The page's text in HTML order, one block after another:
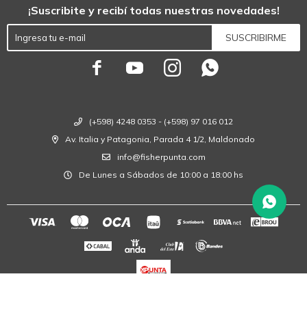
(+598) 4248 0353 - (+598) 97 016 012
Av. Italia y Patagonia, Parada 4 1/2, Maldonado
info@fisherpunta.com
De Lunes a Sábados de 10:00 a 18:00 hs
¡Suscribite y recibí todas nuestras novedades!
SUSCRIBIRME
   